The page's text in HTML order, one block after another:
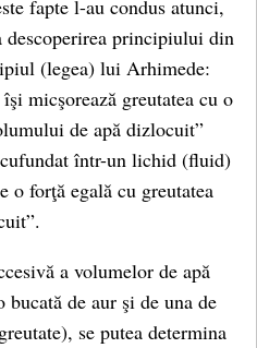
fapte l-au condus atunci,
principiului din
(legea) lui Arhimede:
micşorează greutatea cu o
de apă dizlocuit”
într-un lichid (fluid)
o forţă egală cu greutatea
a volumelor de apă
de aur şi de una de
se putea determina